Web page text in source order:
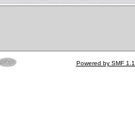
Powered by SMF